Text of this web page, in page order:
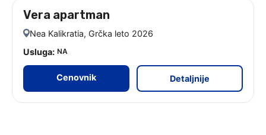
Vera apartman
Nea Kalikratia, Grčka leto 2026
Usluga: NA
Cenovnik Detaljnije